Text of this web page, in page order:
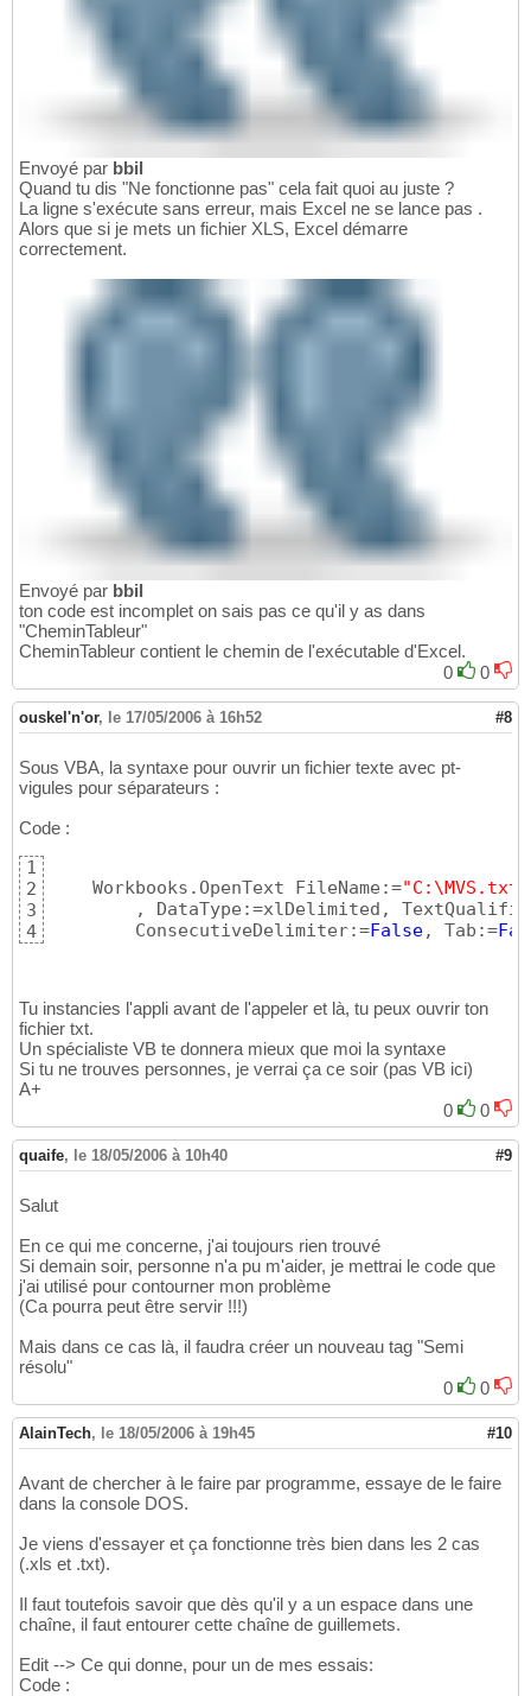
Envoyé par bbil
Quand tu dis "Ne fonctionne pas" cela fait quoi au juste ?
La ligne s'exécute sans erreur, mais Excel ne se lance pas .
Alors que si je mets un fichier XLS, Excel démarre
correctement.
Envoyé par bbil
ton code est incomplet on sais pas ce qu'il y as dans
"CheminTableur"
CheminTableur contient le chemin de l'exécutable d'Excel.
0
0
ouskel'n'or, le 17/05/2006 à 16h52 #8
Sous VBA, la syntaxe pour ouvrir un fichier texte avec pt-
vigules pour séparateurs :
Code :
1
2
3
4
    Workbooks.OpenText FileName:=
"C:\MVS.txt"
, DataType:=xlDelimited,
        ConsecutiveDelimiter:=
False, Tab:=
Tu instancies l'appli avant de l'appeler et là, tu peux ouvrir ton
fichier txt.
Un spécialiste VB te donnera mieux que moi la syntaxe
Si tu ne trouves personnes, je verrai ça ce soir (pas VB ici)
A+
0
0
quaife, le 18/05/2006 à 10h40 #9
Salut
En ce qui me concerne, j'ai toujours rien trouvé
Si demain soir, personne n'a pu m'aider, je mettrai le code que
j'ai utilisé pour contourner mon problème
(Ca pourra peut être servir !!!)
Mais dans ce cas là, il faudra créer un nouveau tag "Semi
résolu"
0
0
AlainTech, le 18/05/2006 à 19h45 #10
Avant de chercher à le faire par programme, essaye de le faire
dans la console DOS.
Je viens d'essayer et ça fonctionne très bien dans les 2 cas
(.xls et .txt).
Il faut toutefois savoir que dès qu'il y a un espace dans une
chaîne, il faut entourer cette chaîne de guillemets.
Edit --> Ce qui donne, pour un de mes essais:
Code :